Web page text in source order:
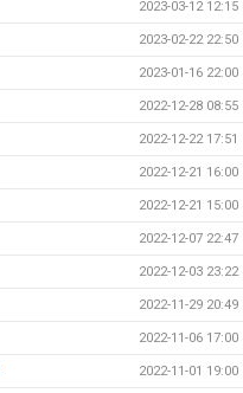
2023-03-12 12:15
2023-02-22 22:50
2023-01-16 22:00
2022-12-28 08:55
2022-12-22 17:51
2022-12-21 16:00
2022-12-21 15:00
2022-12-07 22:47
2022-12-03 23:22
2022-11-29 20:49
2022-11-06 17:00
2022-11-01 19:00